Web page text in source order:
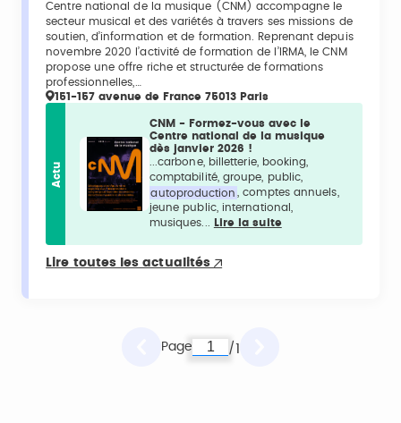
Centre national de la musique (CNM) accompagne le
secteur musical et des variétés à travers ses missions de
soutien, d’information et de formation. Reprenant depuis
novembre 2020 l’activité de formation de l’IRMA, le CNM
propose une offre riche et structurée de formations
professionnelles,…
151-157 avenue de France 75013 Paris
Actu
CNM - Formez-vous avec le
Centre national de la musique
dès janvier 2026 !
...carbone, billetterie, booking,
comptabilité, groupe, public,
autoproduction
, comptes annuels,
jeune public, international,
musiques...
Lire la suite
Lire toutes les actualités
Page / 1